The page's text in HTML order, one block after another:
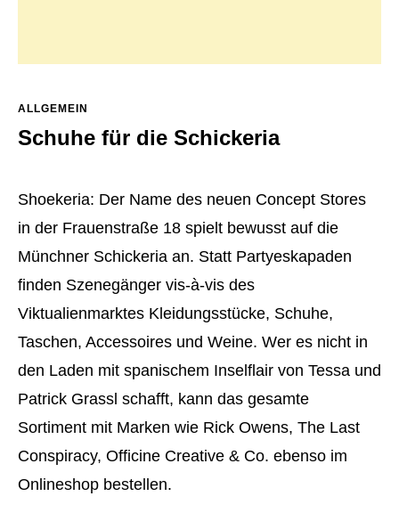
ALLGEMEIN
Schuhe für die Schickeria
Shoekeria: Der Name des neuen Concept Stores
in der Frauenstraße 18 spielt bewusst auf die
Münchner Schickeria an. Statt Partyeskapaden
finden Szenegänger vis-à-vis des
Viktualienmarktes Kleidungsstücke, Schuhe,
Taschen, Accessoires und Weine. Wer es nicht in
den Laden mit spanischem Inselflair von Tessa und
Patrick Grassl schafft, kann das gesamte
Sortiment mit Marken wie Rick Owens, The Last
Conspiracy, Officine Creative & Co. ebenso im
Onlineshop bestellen.